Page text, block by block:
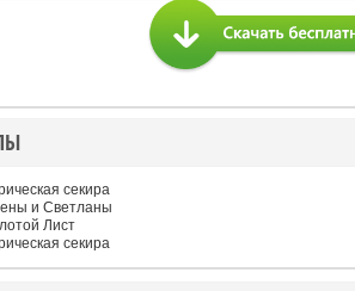
секира
и Светланы
Лист
секира